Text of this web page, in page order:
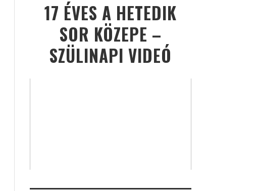
17 ÉVES A HETEDIK
SOR KÖZEPE –
SZÜLINAPI VIDEÓ